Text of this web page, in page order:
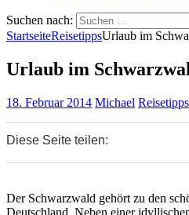
Suchen nach:
StartseiteReisetippsUrlaub im
Urlaub im
18. Februar 2014 Michael Reisetipps
Diese Seite teilen:
Der Schwarzwald gehört zu den
Deutschland. Neben einer